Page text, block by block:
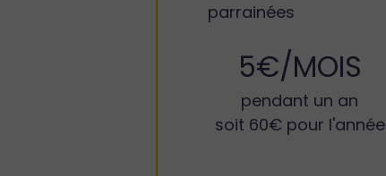
parrainées
5€/MOIS
pendant un an
soit 60€ pour l'année